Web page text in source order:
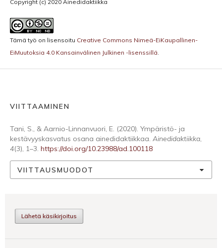
Copyright (c) 2020 Ainedidaktiikka
Tämä työ on lisensoitu Creative Commons Nimeä-EiKaupallinen-
EiMuutoksia 4.0 Kansainvälinen Julkinen -lisenssillä.
VIITTAAMINEN
Tani, S., & Aarnio-Linnanvuori, E. (2020). Ympäristö- ja
kestävyyskasvatus osana ainedidaktiikkaa. Ainedidaktiikka,
4(3), 1–3. https://doi.org/10.23988/ad.100118
VIITTAUSMUODOT
Lähetä käsikirjoitus